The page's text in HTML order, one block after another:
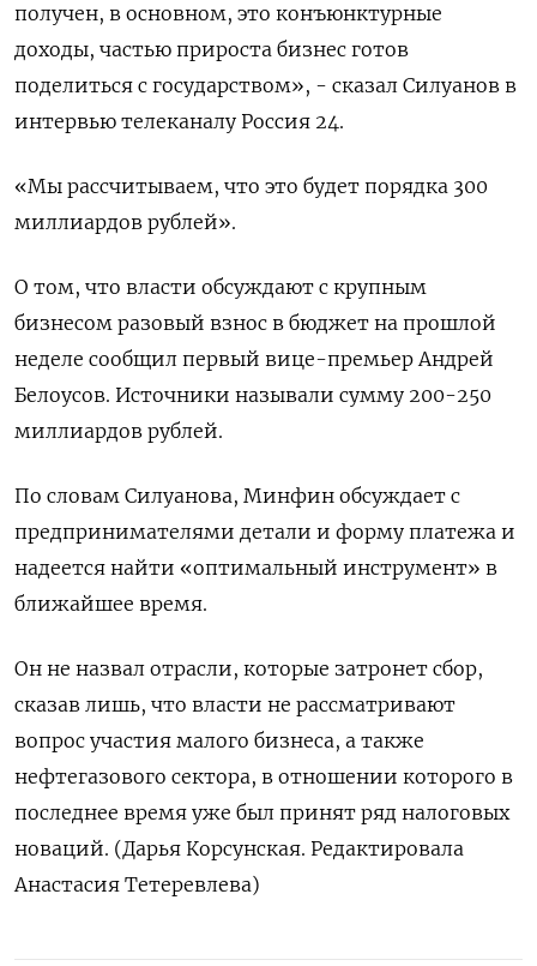
получен, в основном, это конъюнктурные
доходы, частью прироста бизнес готов
поделиться с государством», - сказал Силуанов в
интервью телеканалу Россия 24.
«Мы рассчитываем, что это будет порядка 300
миллиардов рублей».
О том, что власти обсуждают с крупным
бизнесом разовый взнос в бюджет на прошлой
неделе сообщил первый вице-премьер Андрей
Белоусов. Источники называли сумму 200-250
миллиардов рублей.
По словам Силуанова, Минфин обсуждает с
предпринимателями детали и форму платежа и
надеется найти «оптимальный инструмент» в
ближайшее время.
Он не назвал отрасли, которые затронет сбор,
сказав лишь, что власти не рассматривают
вопрос участия малого бизнеса, а также
нефтегазового сектора, в отношении которого в
последнее время уже был принят ряд налоговых
новаций. (Дарья Корсунская. Редактировала
Анастасия Тетеревлева)